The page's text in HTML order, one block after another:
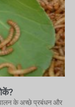
पालन के अच्छे प्रबंधन और